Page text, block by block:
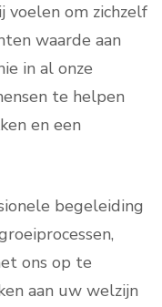
voelen om zichzelf
waarde aan
in al onze
te helpen
en een
begeleiding
ons op te
aan uw welzijn